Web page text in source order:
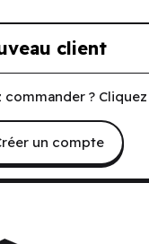
client
?
un compte